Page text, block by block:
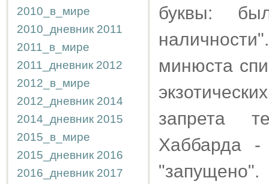
2010_в_мире
2010_дневник 2011
2011_в_мире
2011_дневник 2012
2012_в_мире
2012_дневник 2014
2014_дневник 2015
2015_в_мире
2015_дневник 2016
2016_дневник 2017
буквы:
минюста
запрета
Хаббарда